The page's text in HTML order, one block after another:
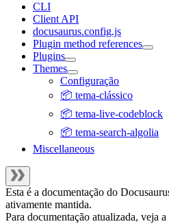
CLI
Client API
docusaurus.config.js
Plugin method references
Plugins
Themes
Configuração
📦 tema-clássico
📦 tema-live-codeblock
📦 tema-search-algolia
Miscellaneous
Esta é a documentação do
ativamente mantida.
Para documentação atualizada, veja a